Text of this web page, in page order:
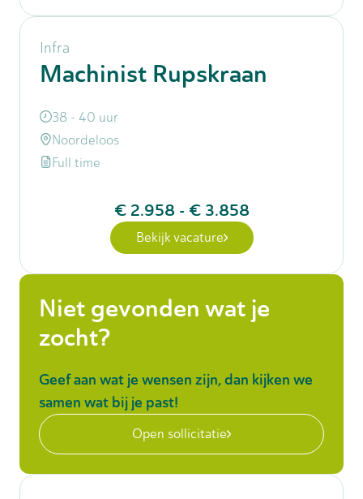
Infra
Machinist Rupskraan
38 - 40 uur
Noordeloos
Full time
€ 2.958 - € 3.858
Bekijk vacature
Niet gevonden wat je
zocht?
Geef aan wat je wensen zijn, dan kijken we
samen wat bij je past!
Open sollicitatie